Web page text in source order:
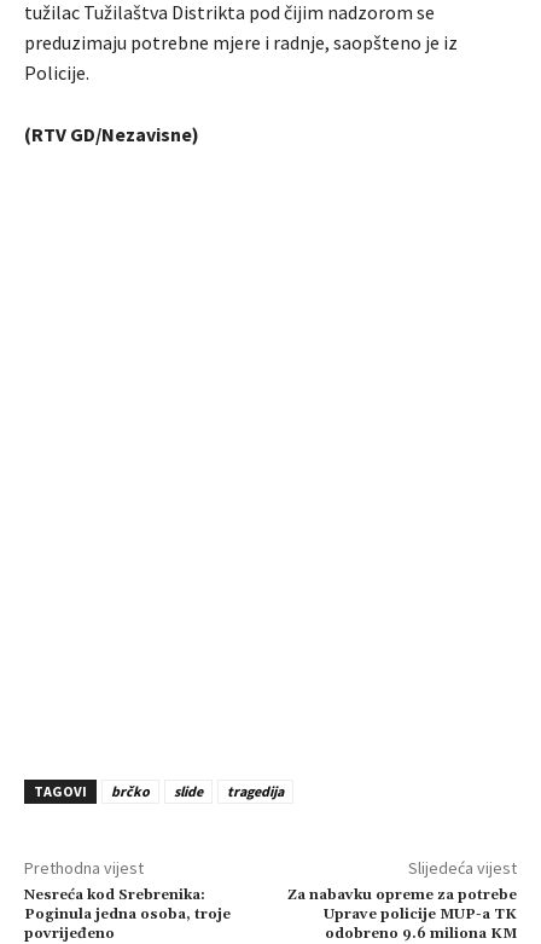
tužilac Tužilaštva Distrikta pod čijim nadzorom se
preduzimaju potrebne mjere i radnje, saopšteno je iz
Policije.
(RTV GD/Nezavisne)
TAGOVI brčko slide tragedija
Prethodna vijest
Nesreća kod Srebrenika:
Poginula jedna osoba, troje
povrijeđeno
Slijedeća vijest
Za nabavku opreme za potrebe
Uprave policije MUP-a TK
odobreno 9.6 miliona KM